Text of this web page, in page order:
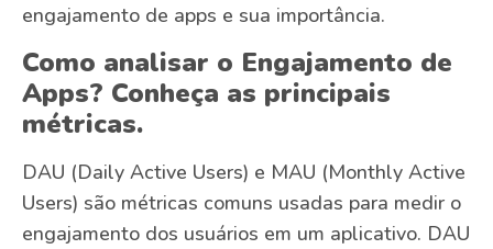
engajamento de apps e sua importância.
Como analisar o Engajamento de
Apps? Conheça as principais
métricas.
DAU (Daily Active Users) e MAU (Monthly Active
Users) são métricas comuns usadas para medir o
engajamento dos usuários em um aplicativo. DAU